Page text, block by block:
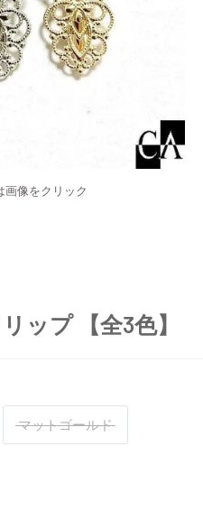
画像をクリック
ップ 【全3色】
マットゴールド